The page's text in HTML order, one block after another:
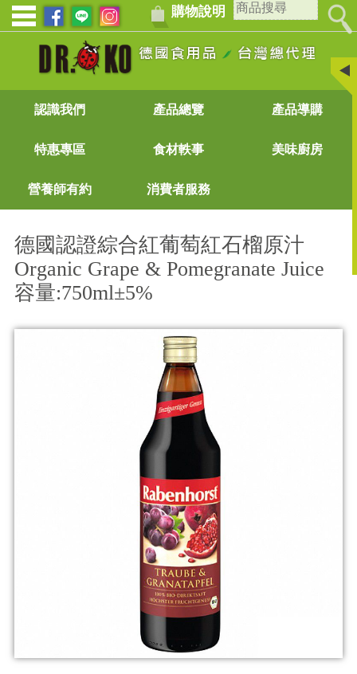
購物說明
認識我們 產品總覽 產品導購
特惠專區 食材軼事 美味廚房
營養師有約 消費者服務
德國認證綜合紅葡萄紅石榴原汁
Organic Grape & Pomegranate Juice
容量:750ml±5%